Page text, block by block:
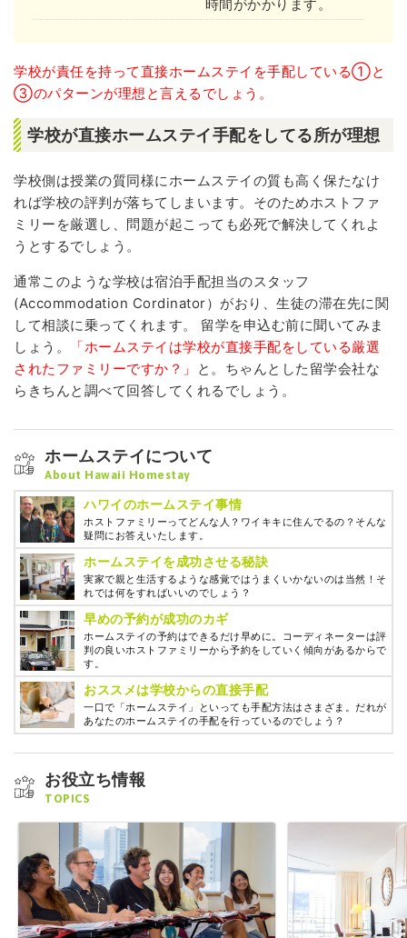
時間がかかります。
学校が責任を持って直接ホームステイを手配している①と
③のパターンが理想と言えるでしょう。
学校が直接ホームステイ手配をしてる所が理想
学校側は授業の質同様にホームステイの質も高く保たなけ
れば学校の評判が落ちてしまいます。そのためホストファ
ミリーを厳選し、問題が起こっても必死で解決してくれよ
うとするでしょう。
通常このような学校は宿泊手配担当のスタッフ
(Accommodation Cordinator）がおり、生徒の滞在先に関
して相談に乗ってくれます。 留学を申込む前に聞いてみま
しょう。
「ホームステイは学校が直接手配をしている厳選
されたファミリーですか？」
と。ちゃんとした留学会社な
らきちんと調べて回答してくれるでしょう。
ホームステイについて
About Hawaii Homestay
ハワイのホームステイ事情
ホストファミリーってどんな人？ワイキキに住んでるの？そんな
疑問にお答えいたします。
ホームステイを成功させる秘訣
実家で親と生活するような感覚ではうまくいかないのは当然！そ
れでは何をすればいいのでしょう？
早めの予約が成功のカギ
ホームステイの予約はできるだけ早めに。コーディネーターは評
判の良いホストファミリーから予約をしていく傾向があるからで
す。
おススメは学校からの直接手配
一口で「ホームステイ」といっても手配方法はさまざま。だれが
あなたのホームステイの手配を行っているのでしょう？
お役立ち情報
TOPICS